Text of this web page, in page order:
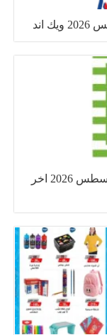
عروض خير زمان اليوم 6 اغسطس – 8 اغسطس 2026 اخر